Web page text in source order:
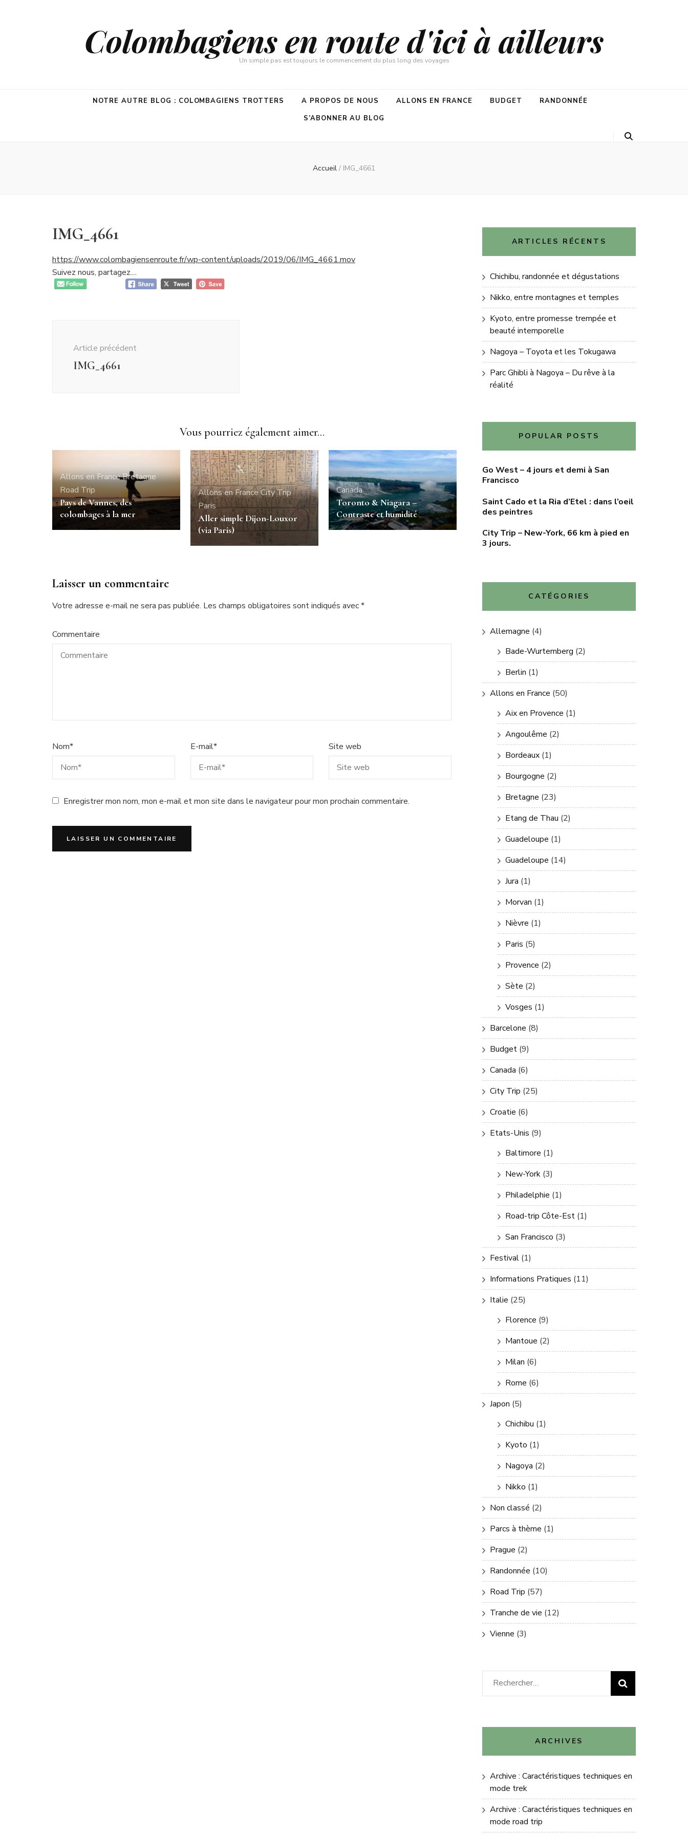
Colombagiens en route d'ici à ailleurs
Un simple pas est toujours le commencement du plus long des voyages
NOTRE AUTRE BLOG : COLOMBAGIENS TROTTERS A PROPOS DE NOUS ALLONS EN FRANCE BUDGET
RANDONNÉE
S’ABONNER AU BLOG
Accueil / IMG_4661
IMG_4661
https://www.colombagiensenroute.fr/wp-content/uploads/2019/06/IMG_4661.mov
Suivez nous, partagez....
Article précédent
IMG_4661
Vous pourriez également aimer...
Allons en FranceBretagne
Road Trip
Pays de Vannes, des
colombages à la mer
Allons en FranceCity Trip
Paris
Aller simple Dijon-Louxor
(via Paris)
Canada
Toronto & Niagara –
Contraste et humidité
Laisser un commentaire
Votre adresse e-mail ne sera pas publiée. Les champs obligatoires sont indiqués avec*
Commentaire
Nom* E-mail* Site web
Enregistrer mon nom, mon e-mail et mon site dans le navigateur pour mon prochain commentaire.
ARTICLES RÉCENTS
Chichibu, randonnée et dégustations
Nikko, entre montagnes et temples
Kyoto, entre promesse trempée et
beauté intemporelle
Nagoya – Toyota et les Tokugawa
Parc Ghibli à Nagoya – Du rêve à la
réalité
POPULAR POSTS
Go West – 4 jours et demi à San
Francisco
Saint Cado et la Ria d’Etel : dans l’oeil
des peintres
City Trip – New-York, 66 km à pied en
3 jours.
CATÉGORIES
Allemagne (4)
Bade-Wurtemberg (2)
Berlin (1)
Allons en France (50)
Aix en Provence (1)
Angoulême (2)
Bordeaux (1)
Bourgogne (2)
Bretagne (23)
Etang de Thau (2)
Guadeloupe (1)
Guadeloupe (14)
Jura (1)
Morvan (1)
Nièvre (1)
Paris (5)
Provence (2)
Sète (2)
Vosges (1)
Barcelone (8)
Budget (9)
Canada (6)
City Trip (25)
Croatie (6)
Etats-Unis (9)
Baltimore (1)
New-York (3)
Philadelphie (1)
Road-trip Côte-Est (1)
San Francisco (3)
Festival (1)
Informations Pratiques (11)
Italie (25)
Florence (9)
Mantoue (2)
Milan (6)
Rome (6)
Japon (5)
Chichibu (1)
Kyoto (1)
Nagoya (2)
Nikko (1)
Non classé (2)
Parcs à thème (1)
Prague (2)
Randonnée (10)
Road Trip (57)
Tranche de vie (12)
Vienne (3)
Rechercher :
ARCHIVES
Archive : Caractéristiques techniques en
mode trek
Archive : Caractéristiques techniques en
mode road trip